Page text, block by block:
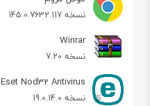
نسخه 145.0.7632.117
Winrar
نسخه 7.20
Eset Nod32 Antivirus
نسخه 19.0.14.0